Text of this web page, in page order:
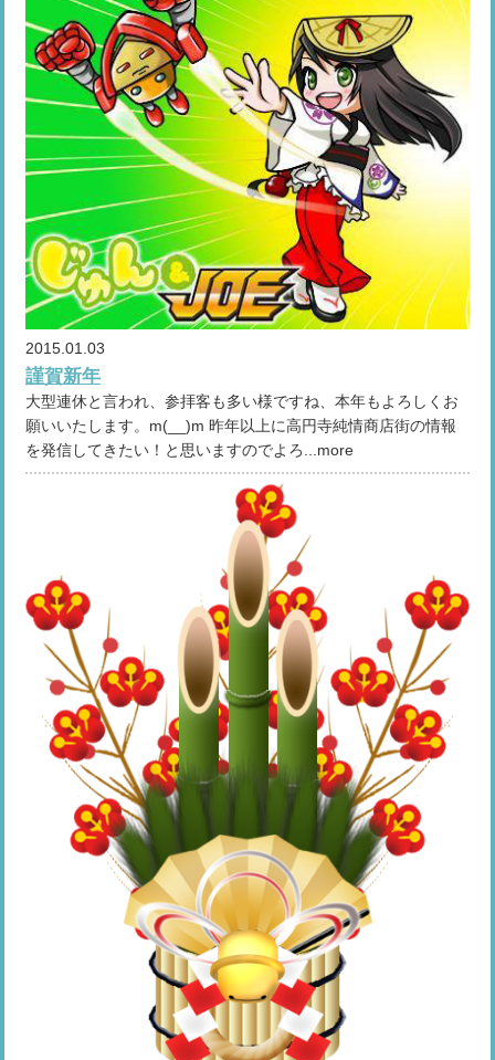
2015.01.03
謹賀新年
大型連休と言われ、参拝客も多い様ですね、本年もよろしくお
願いいたします。m(__)m 昨年以上に高円寺純情商店街の情報
を発信してきたい！と思いますのでよろ...more